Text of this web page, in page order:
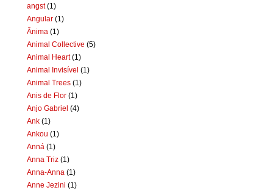
angst (1)
Angular (1)
Ânima (1)
Animal Collective (5)
Animal Heart (1)
Animal Invisível (1)
Animal Trees (1)
Anis de Flor (1)
Anjo Gabriel (4)
Ank (1)
Ankou (1)
Anná (1)
Anna Triz (1)
Anna-Anna (1)
Anne Jezini (1)